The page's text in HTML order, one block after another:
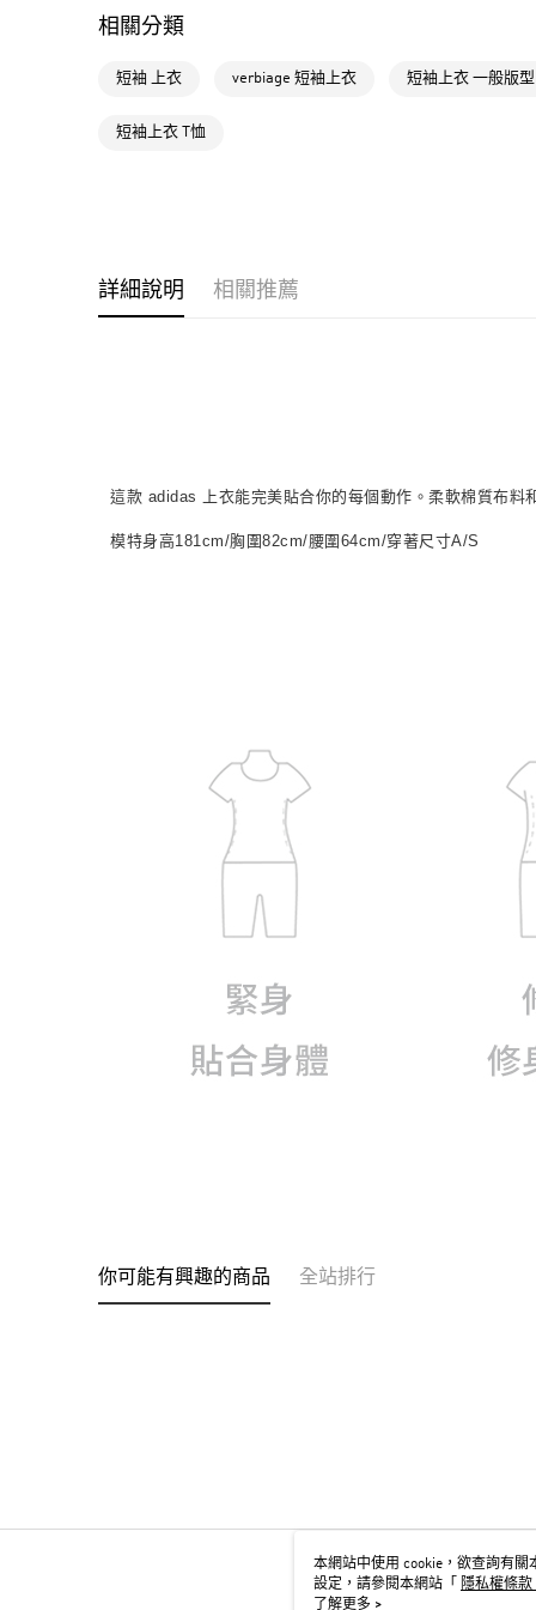
相關分類
短袖 上衣 verbiage 短袖上衣 短袖上衣 一般版型
短袖上衣 T恤
詳細說明 相關推薦
這款 adidas 上衣能完美貼合你的每個動作。柔軟棉質布料
模特身高181cm/胸圍82cm/腰圍64cm/穿著尺寸A/S
你可能有興趣的商品 全站排行
本網站中使用 cookie，欲查詢有關
設定，請參閱本網站「
隱私權條款
用 cookie。
了解更多 >